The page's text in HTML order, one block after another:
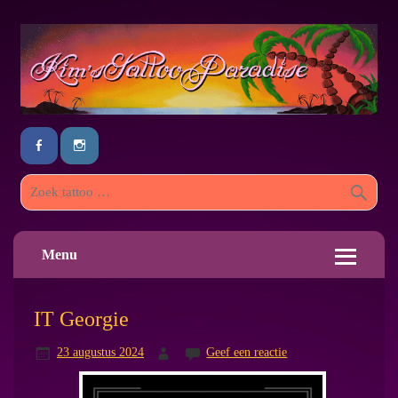
Menu
IT Georgie
23 augustus 2024 Geef een reactie